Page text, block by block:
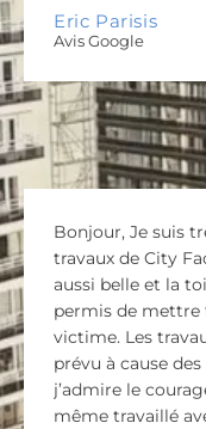
Eric Parisis
Avis Google
Bonjour, Je suis
travaux de City
aussi belle et la
permis de mettre
victime. Les
prévu à cause
j’admire le
même travaillé